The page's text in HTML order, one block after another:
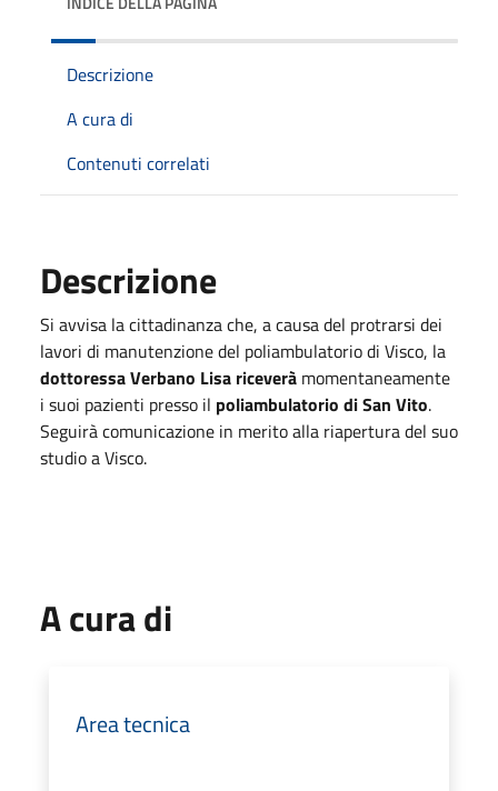
Descrizione
A cura di
Contenuti correlati
Descrizione
Si avvisa la cittadinanza che, a causa del protrarsi dei
lavori di manutenzione del poliambulatorio di Visco, la
dottoressa Verbano Lisa riceverà momentaneamente
i suoi pazienti presso il poliambulatorio di San Vito.
Seguirà comunicazione in merito alla riapertura del suo
studio a Visco.
A cura di
Area tecnica